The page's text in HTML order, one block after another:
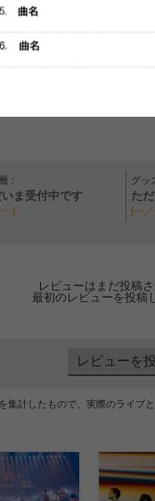
：
いま受付中です
---]
グッ
た
[---
レビューはまだ投稿さ
最初のレビューを投稿
レビューを
計したもので、実際のライブと